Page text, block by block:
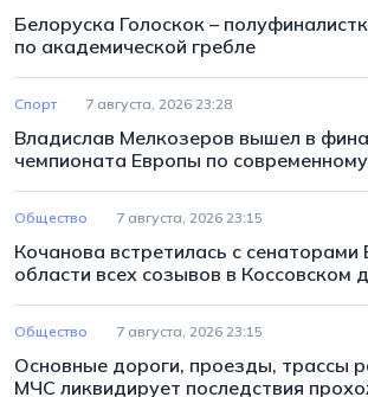
Белоруска Голоскок –
по академической гребле
Спорт 7 августа, 2026 23:28
Владислав Мелкозеров вышел в
чемпионата Европы по
Общество 7 августа, 2026 23:15
Кочанова встретилась с сенаторами
области всех созывов в Коссовском
Общество 7 августа, 2026 23:15
Основные дороги, проезды, трассы
МЧС ликвидирует последствия